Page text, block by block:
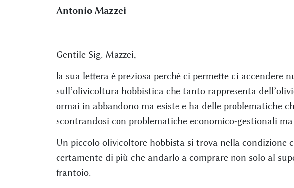
Antonio Mazzei
Gentile Sig. Mazzei,
la sua lettera è preziosa perché ci permette di accendere
sull’olivicoltura hobbistica che tanto rappresenta
ormai in abbandono ma esiste e ha delle problematiche
scontrandosi con problematiche economico-gestionali
Un piccolo olivicoltore hobbista si trova nella condizione
certamente di più che andarlo a comprare non solo al
frantoio.